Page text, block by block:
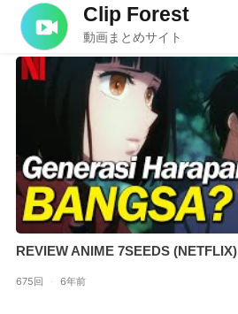
Clip Forest
動画まとめサイト
ORIGINAL
REVIEW ANIME 7SEEDS (NETFLIX)
675回 · 6年前